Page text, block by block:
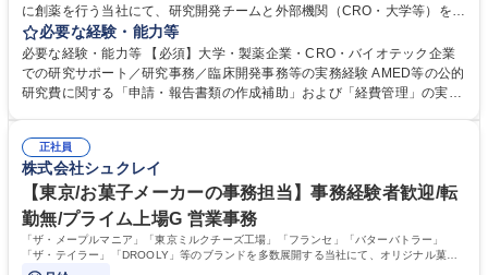
に創薬を行う当社にて、研究開発チームと外部機関（CRO・大学等）をつ
なぐハブとして、契約・発注・予算管理などの研究事務全般をお任せしま
す。 ■見積取得、発注、検収、請求処理等の事務手続き ■委託先との定例
会議の調整・アジェンダ準備・議事録作成 ■研究報告書、試験関連資料、
SOP等の整備・版管理・保管 ■研究開発の進捗・タイムライン・予算執行
集職種 研究事務【フルリモート・時短勤務可】
必要な経験・能力等
必要な経験・能力等 【必須】大学・製薬企業・CRO・バイオテック企業
での研究サポート／研究事務／臨床開発事務等の実務経験 AMED等の公的
研究費に関する「申請・報告書類の作成補助」および「経費管理」の実務
き方について】フルリモートやハイブリッド勤務、時短勤務など個々のラ
イフスタイルに応じた柔軟な働き方が可能です。育児や介護との両立も応
援します。 学歴・資格 学歴：大学院 大学 語学力： 資格：
正社員
株式会社シュクレイ
【東京/お菓子メーカーの事務担当】事務経験者歓迎/転
勤無/プライム上場G 営業事務
「ザ・メープルマニア」「東京ミルクチーズ工場」「フランセ」「バターバトラー」
「ザ・テイラー」「DROOLY」等のブランドを多数展開する当社にて、オリジナル菓子
ブランド商品の事務業務をお任せいたします。